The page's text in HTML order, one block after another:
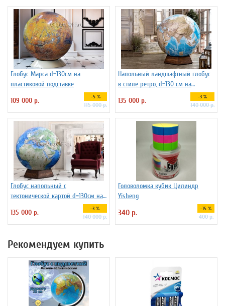
Глобус Марса d=130см на
пластиковой подставке
109 000 р.
-5 %
115 000 р.
Напольный ландшафтный глобус
в стиле ретро, d=130 см на
135 000 р. -3 %
140 000 р.
Глобус напольный с
тектонической картой d=130см на
135 000 р. -3 %
140 000 р.
Головоломка кубик Цилиндр
Yisheng
340 р. -15 %
400 р.
Рекомендуем купить